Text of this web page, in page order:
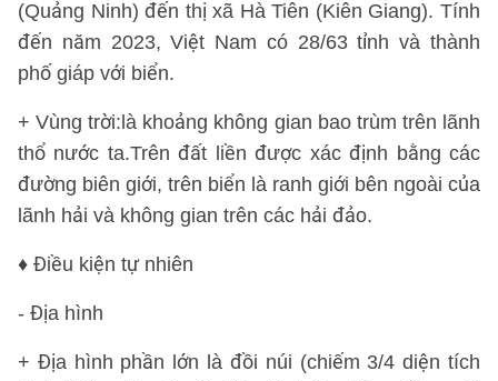
(Quảng Ninh) đến thị xã Hà Tiên (Kiên Giang). Tính
đến năm 2023, Việt Nam có 28/63 tỉnh và thành
phố giáp với biển.
+ Vùng trời:là khoảng không gian bao trùm trên lãnh
thổ nước ta.Trên đất liền được xác định bằng các
đường biên giới, trên biển là ranh giới bên ngoài của
lãnh hải và không gian trên các hải đảo.
♦ Điều kiện tự nhiên
- Địa hình
+ Địa hình phần lớn là đồi núi (chiếm 3/4 diện tích